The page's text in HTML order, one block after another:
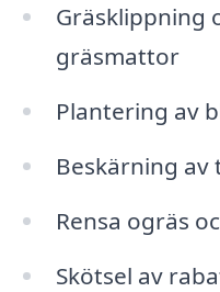
Gräsklippning
gräsmattor
Plantering av
Beskärning av
Rensa ogräs
Skötsel av